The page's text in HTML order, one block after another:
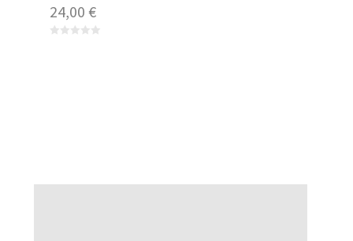
24,00 €